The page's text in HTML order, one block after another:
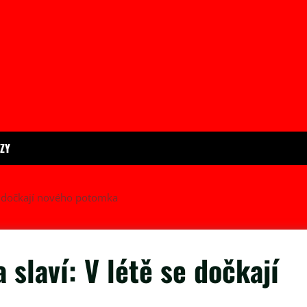
nového potomka
slaví: V létě se dočkají